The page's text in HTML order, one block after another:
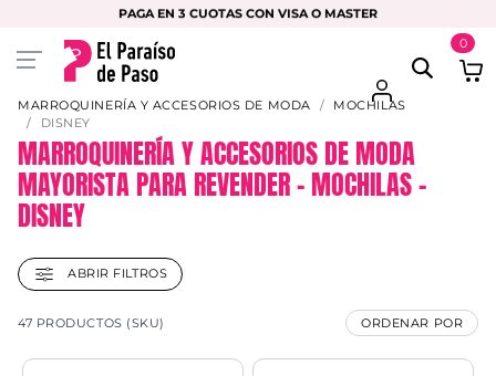
PAGA EN 3 CUOTAS CON VISA O MASTER
0
MARROQUINERÍA Y ACCESORIOS DE MODA
MOCHILAS
DISNEY
MARROQUINERÍA Y ACCESORIOS DE MODA
MAYORISTA PARA REVENDER – MOCHILAS –
DISNEY
ABRIR FILTROS
47 PRODUCTOS (SKU) ORDENAR POR